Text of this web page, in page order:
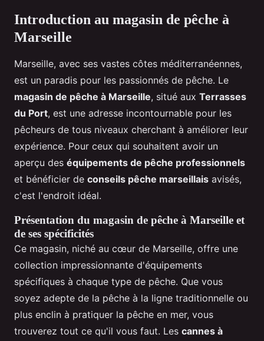
Introduction au magasin de pêche à
Marseille
Marseille, avec ses vastes côtes méditerranéennes,
est un paradis pour les passionnés de pêche. Le
magasin de pêche à Marseille, situé aux Terrasses
du Port, est une adresse incontournable pour les
pêcheurs de tous niveaux cherchant à améliorer leur
expérience. Pour ceux qui souhaitent avoir un
aperçu des équipements de pêche professionnels
et bénéficier de conseils pêche marseillais avisés,
c'est l'endroit idéal.
Présentation du magasin de pêche à Marseille et
de ses spécificités
Ce magasin, niché au cœur de Marseille, offre une
collection impressionnante d'équipements
spécifiques à chaque type de pêche. Que vous
soyez adepte de la pêche à la ligne traditionnelle ou
plus enclin à pratiquer la pêche en mer, vous
trouverez tout ce qu'il vous faut. Les cannes à